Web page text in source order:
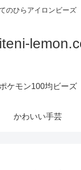
てのひらアイロンビーズ
ポケモン100均ビーズ
かわいい手芸